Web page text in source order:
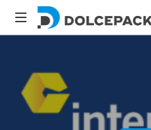
DolcePack